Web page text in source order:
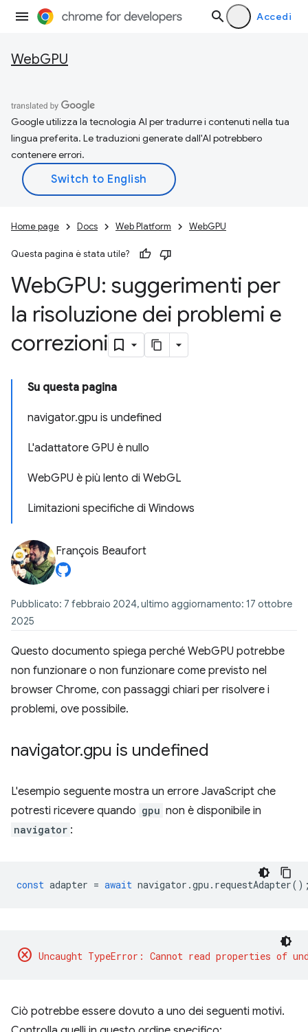
Accedi
WebGPU
Google utilizza la tecnologia AI per tradurre i contenuti nella tua
lingua preferita. Le traduzioni generate dall'AI potrebbero
contenere errori.
Home page Docs Web Platform WebGPU
Questa pagina è stata utile?
WebGPU: suggerimenti per
la risoluzione dei problemi e
correzioni
Su questa pagina
navigator.gpu is undefined
L'adattatore GPU è nullo
WebGPU è più lento di WebGL
Limitazioni specifiche di Windows
François Beaufort
Pubblicato: 7 febbraio 2024, ultimo aggiornamento: 17 ottobre
2025
Questo documento spiega perché WebGPU potrebbe
non funzionare o non funzionare come previsto nel
browser Chrome, con passaggi chiari per risolvere i
problemi, ove possibile.
navigator.gpu is undefined
L'esempio seguente mostra un errore JavaScript che
potresti ricevere quando gpu non è disponibile in
navigator :
const adapter = await navigator .gpu . requestAdapter
cancel
Ciò potrebbe essere dovuto a uno dei seguenti motivi.